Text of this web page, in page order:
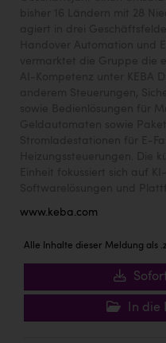
www.keba.com
Alle Inhalte dieser Meldung als
In die